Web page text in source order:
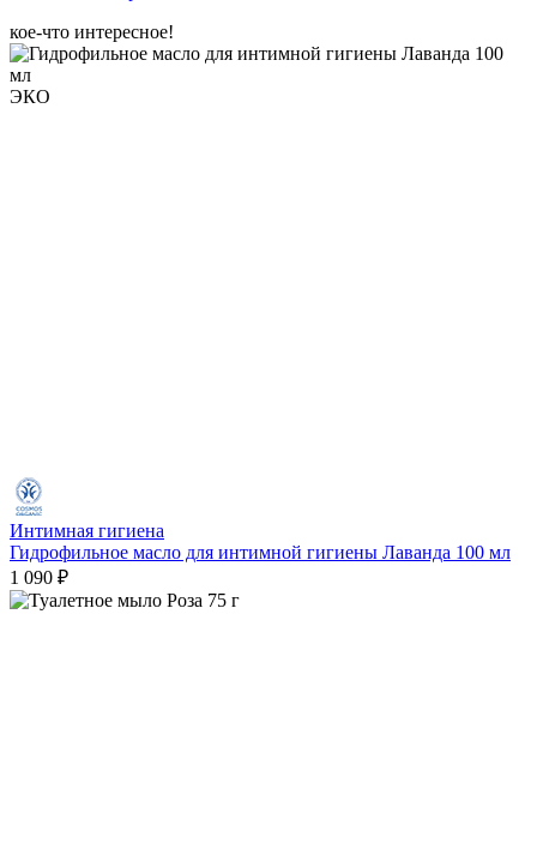
кое-что интересное!
ЭКО
Интимная гигиена
Гидрофильное масло для интимной гигиены Лаванда 100 мл
1 090 ₽